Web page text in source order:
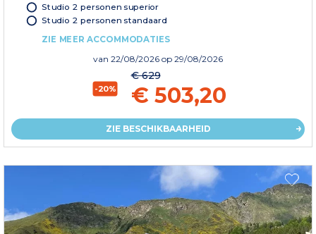
Studio 2 personen superior
Studio 2 personen standaard
ZIE MEER ACCOMMODATIES
van 22/08/2026 op 29/08/2026
-20%
€ 629
€ 503,20
ZIE BESCHIKBAARHEID